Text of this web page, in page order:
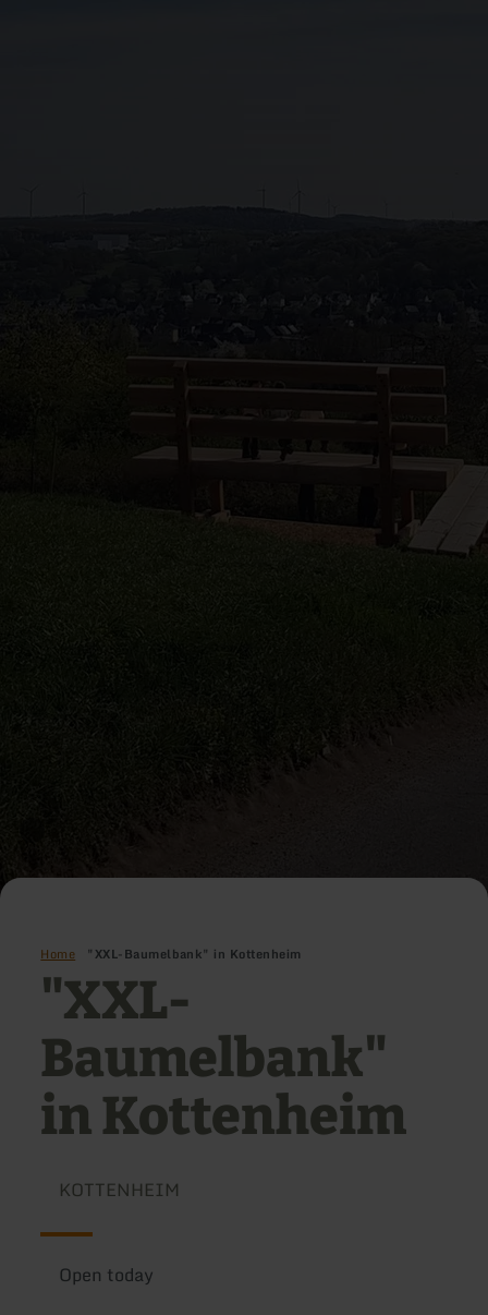
Home "XXL-Baumelbank" in Kottenheim
"XXL-
Baumelbank"
in Kottenheim
KOTTENHEIM
Open today